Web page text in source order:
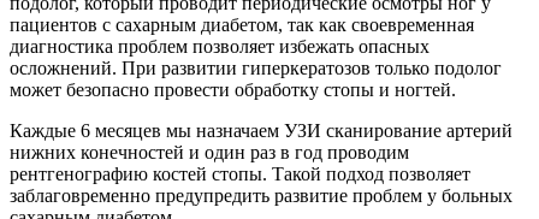
пациентов с сахарным диабетом, так как своевременная
диагностика проблем позволяет избежать опасных
осложнений. При развитии гиперкератозов только подолог
может безопасно провести обработку стопы и ногтей.
Каждые 6 месяцев мы назначаем УЗИ сканирование артерий
нижних конечностей и один раз в год проводим
рентгенографию костей стопы. Такой подход позволяет
заблаговременно предупредить развитие проблем у больных